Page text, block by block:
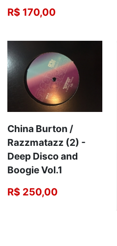
R$ 170,00
China Burton /
Razzmatazz (2) -
Deep Disco and
Boogie Vol.1
R$ 250,00